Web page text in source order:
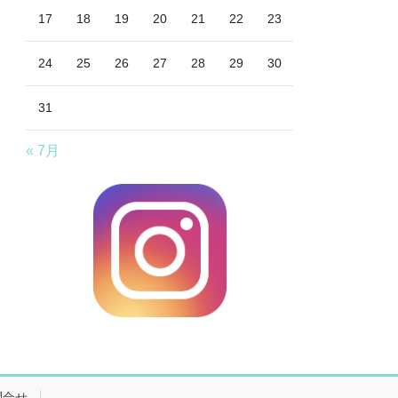
17 18 19 20 21 22 23
24 25 26 27 28 29 30
31
« 7月